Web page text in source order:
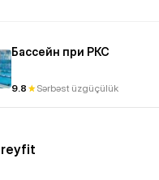
Бассейн при РКС
9.8 Sərbəst üzgüçülük